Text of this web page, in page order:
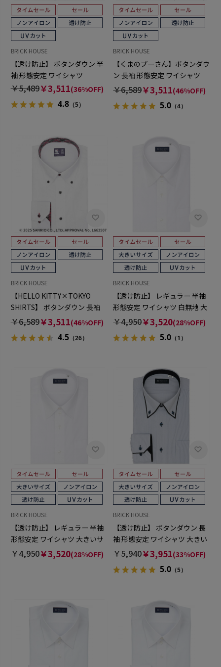
BRICK HOUSE
【透け防止】 ボタンダウン 半
袖 形態安定 ワイシャツ
￥5,489￥3,511(36%OFF)
4.8（5）
BRICK HOUSE
【くまのプーさん】ボタンダウ
ン 長袖 形態安定 ワイシャツ
【透け防止】
￥6,589￥3,511(46%OFF)
5.0 （4）
BRICK HOUSE
【HELLO KITTY×TOKYO
SHIRTS】 ボタンダウン 長袖
形態安定 ワイシャツ
￥6,589￥3,511(46%OFF)
4.5（26）
BRICK HOUSE
【透け防止】 レギュラー 半袖
形態安定 ワイシャツ 白無地 大
きいサイズ
￥4,950￥3,520(28%OFF)
5.0 （1）
BRICK HOUSE
【透け防止】 レギュラー 半袖
形態安定 ワイシャツ 大きいサ
イズ
￥4,950￥3,520(28%OFF)
BRICK HOUSE
【透け防止】 ボタンダウン 長
袖 形態安定 ワイシャツ 大きい
サイズ
￥5,940￥3,951(33%OFF)
5.0 （5）